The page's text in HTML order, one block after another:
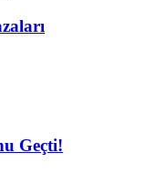
Geçti!